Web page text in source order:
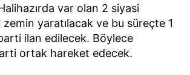
var olan 2 siyasi
yaratılacak ve bu süreçte 1
ilan edilecek. Böylece
ortak hareket edecek.